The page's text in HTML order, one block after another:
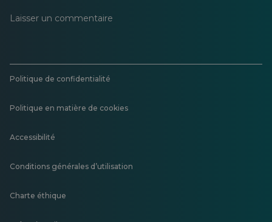
Laisser un commentaire
Politique de confidentialité
Politique en matière de cookies
Accessibilité
Conditions générales d’utilisation
Charte éthique